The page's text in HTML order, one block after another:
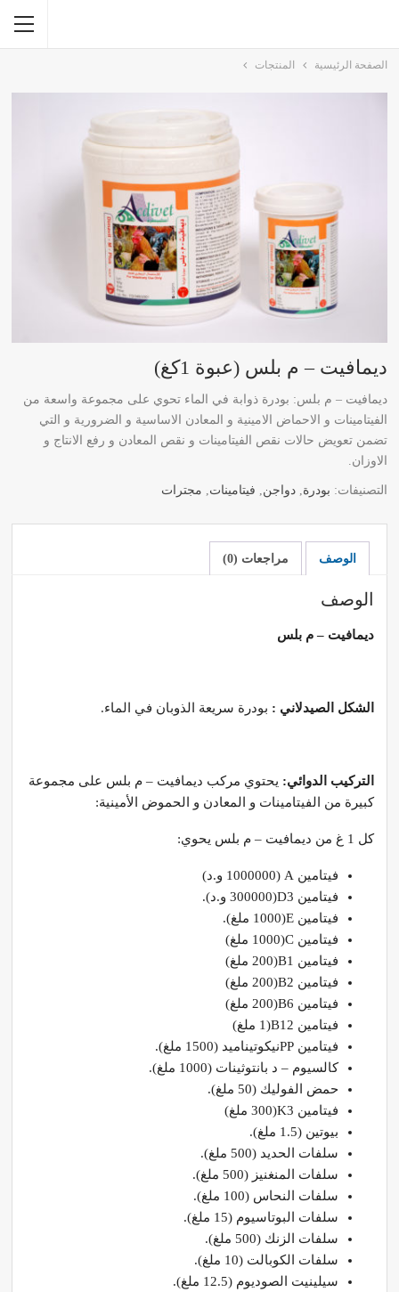
الصفحة الرئيسية المنتجات
ديمافيت – م بلس (عبوة 1كغ)
ديمافيت – م بلس: بودرة ذوابة في الماء تحوي على مجموعة واسعة من
الفيتامينات و الاحماض الامينية و المعادن الاساسية و الضرورية و التي
تضمن تعويض حالات نقص الفيتامينات و نقص المعادن و رفع الانتاج و
الاوزان.
التصنيفات: بودرة, دواجن, فيتامينات, مجترات
الوصف مراجعات (0)
الوصف
ديمافيت – م بلس
الشكل الصيدلاني : بودرة سريعة الذوبان في الماء.
التركيب الدوائي: يحتوي مركب ديمافيت – م بلس على مجموعة
كبيرة من الفيتامينات و المعادن و الحموض الأمينية:
كل 1 غ من ديمافيت – م بلس يحوي:
فيتامين A (1000000 و.د)
فيتامين D3(300000 و.د).
فيتامين E(1000 ملغ).
فيتامين C(1000 ملغ)
فيتامين B1(200 ملغ)
فيتامين B2(200 ملغ)
فيتامين B6(200 ملغ)
فيتامين B12(1 ملغ)
فيتامين PPنيكوتيناميد (1500 ملغ).
كالسيوم – د بانتوثينات (1000 ملغ).
حمض الفوليك (50 ملغ).
فيتامين K3(300 ملغ)
بيوتين (1.5 ملغ).
سلفات الحديد (500 ملغ).
سلفات المنغنيز (500 ملغ).
سلفات النحاس (100 ملغ).
سلفات البوتاسيوم (15 ملغ).
سلفات الزنك (500 ملغ).
سلفات الكوبالت (10 ملغ).
سيلينيت الصوديوم (12.5 ملغ).